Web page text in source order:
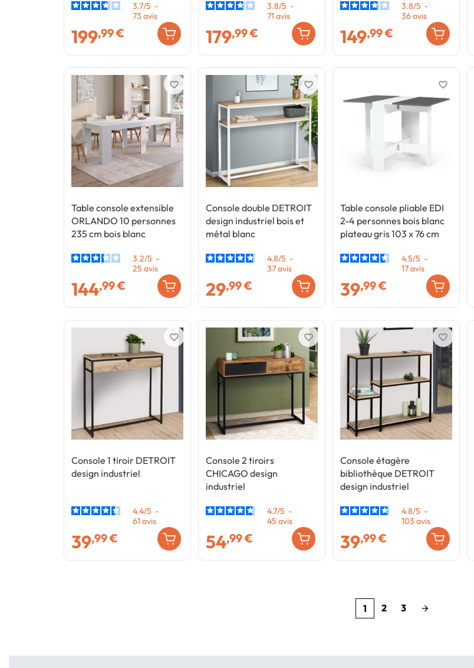
3.7/5 -
73 avis
199,99 €
3.8/5 -
71 avis
179,99 €
3.8/5 -
36avis
149,99 €
Table console extensible
ORLANDO 10 personnes
235 cm bois blanc
3.2/5 -
25 avis
144,99 €
favorite_border
Console double DETROIT
design industriel bois et
métal blanc
4.8/5 -
37avis
29,99 €
favorite_border
Table console pliable EDI
2-4 personnes bois blanc
plateau gris 103 x 76 cm
4.5/5 -
17avis
39,99 €
favorite_border
Console 1 tiroir DETROIT
design industriel
4.4/5 -
61 avis
39,99 €
favorite_border
Console 2 tiroirs
CHICAGO design
industriel
4.7/5 -
45 avis
54,99 €
favorite_border
Console étagère
bibliothèque DETROIT
design industriel
4.8/5 -
103 avis
39,99 €
favorite_border
1 2 3 arrow_forward